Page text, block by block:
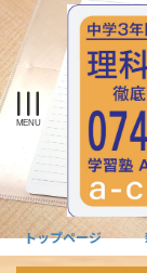
トップページ